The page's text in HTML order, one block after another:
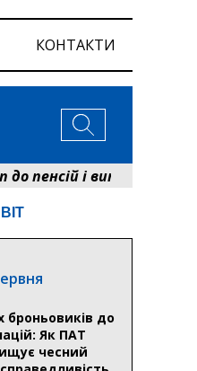
КОНТАКТИ
і виплат:
броньовиків до
Як ПАТ
чесний